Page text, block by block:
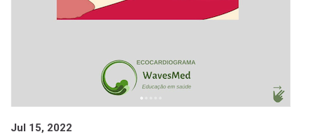
Jul 15, 2022